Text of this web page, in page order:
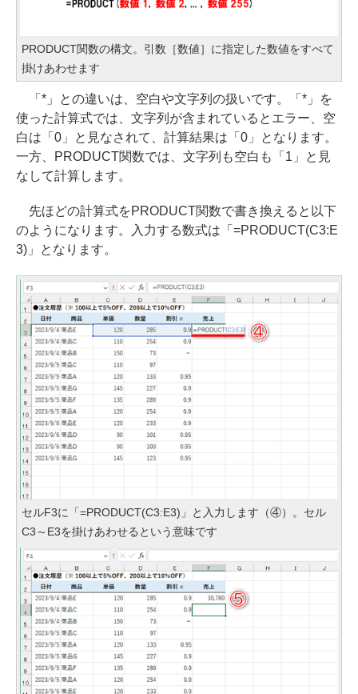
PRODUCT関数の構文。引数［数値］に指定した数値をすべて
掛けあわせます
「*」との違いは、空白や文字列の扱いです。「*」を
使った計算式では、文字列が含まれているとエラー、空
白は「0」と見なされて、計算結果は「0」となります。
一方、PRODUCT関数では、文字列も空白も「1」と見
なして計算します。
先ほどの計算式をPRODUCT関数で書き換えると以下
のようになります。入力する数式は「=PRODUCT(C3:E
3)」となります。
セルF3に「=PRODUCT(C3:E3)」と入力します（④）。セル
C3～E3を掛けあわせるという意味です